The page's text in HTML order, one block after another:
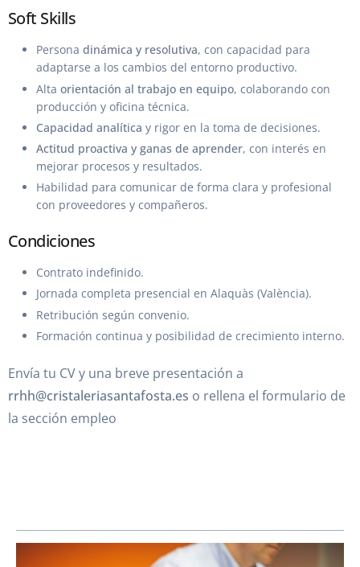
Soft Skills
Persona dinámica y resolutiva, con capacidad para
adaptarse a los cambios del entorno productivo.
Alta orientación al trabajo en equipo, colaborando con
producción y oficina técnica.
Capacidad analítica y rigor en la toma de decisiones.
Actitud proactiva y ganas de aprender, con interés en
mejorar procesos y resultados.
Habilidad para comunicar de forma clara y profesional
con proveedores y compañeros.
Condiciones
Contrato indefinido.
Jornada completa presencial en Alaquàs (València).
Retribución según convenio.
Formación continua y posibilidad de crecimiento interno.
Envía tu CV y una breve presentación a
rrhh@cristaleriasantafosta.es o rellena el formulario de
la sección empleo